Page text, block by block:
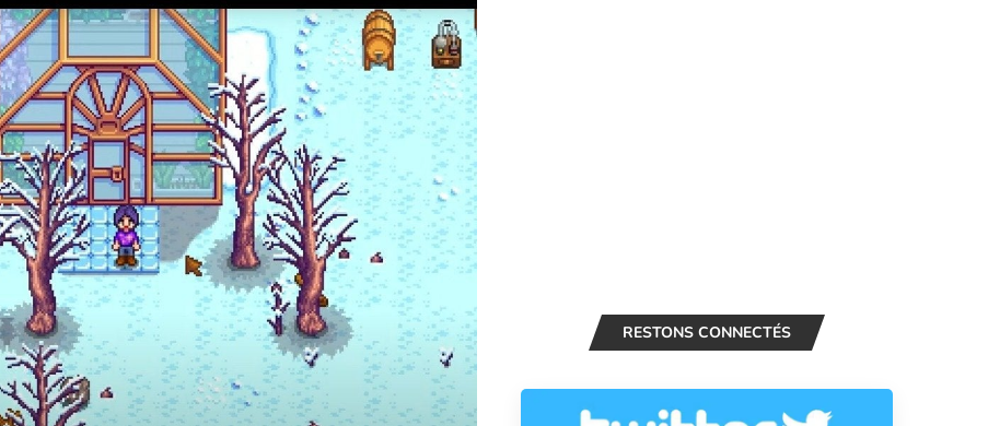
RESTONS CONNECTÉS